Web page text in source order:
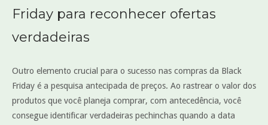
Friday para reconhecer ofertas
verdadeiras
Outro elemento crucial para o sucesso nas compras da Black
Friday é a pesquisa antecipada de preços. Ao rastrear o valor dos
produtos que você planeja comprar, com antecedência, você
consegue identificar verdadeiras pechinchas quando a data